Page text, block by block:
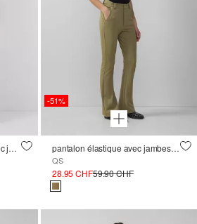
Pantalon en lin mélangé avec jambes larges
-51%
pantalon élastique avec jambes évasées
QS
28.95 CHF59.90 CHF